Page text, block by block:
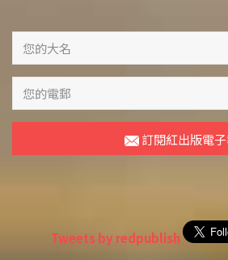
訂閱紅出版電
Tweets by redpublish